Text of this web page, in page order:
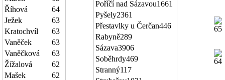
Říhová
64
Ježek
63
Kratochvíl
63
Vaněček
63
Vaněčková
63
Žížalová
62
Mašek
62
Poříčí nad Sázavou1661
Pyšely2361
Přestavlky u Čerčan446
Rabyně289
Sázava3906
Soběhrdy469
Stranný117